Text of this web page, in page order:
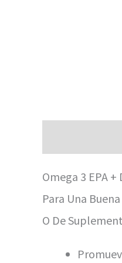
Omega 3 EPA
Para Una
O De